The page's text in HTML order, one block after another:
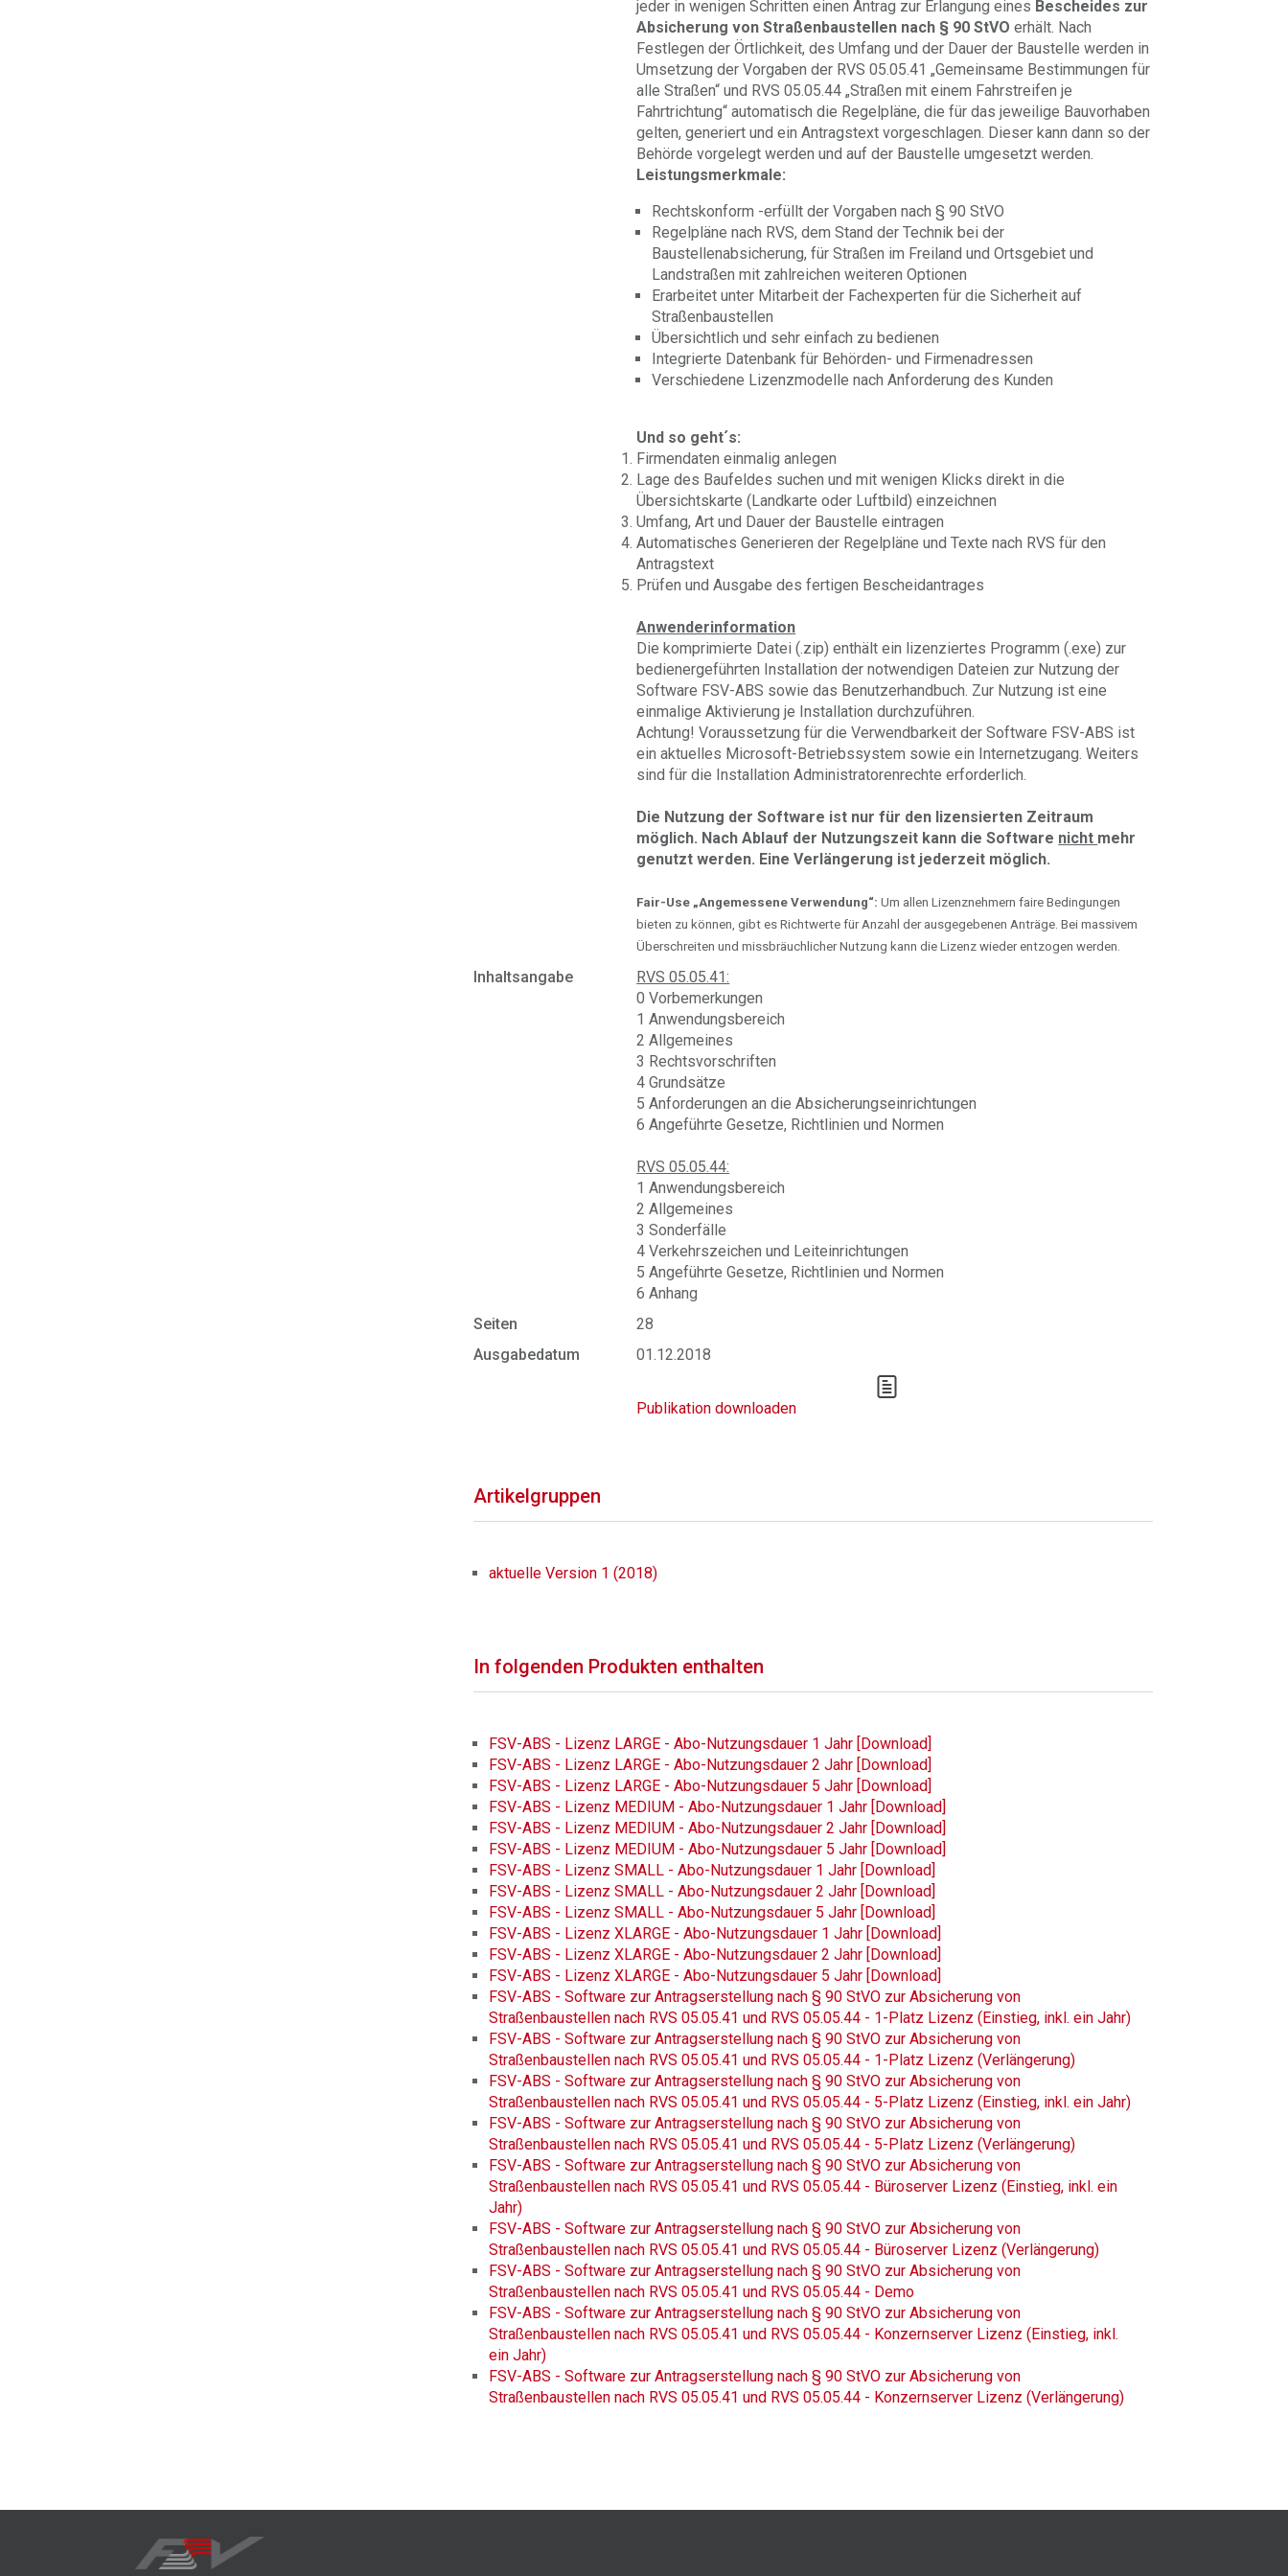
jeder in wenigen Schritten einen Antrag zur Erlangung eines Bescheides zur
Absicherung von Straßenbaustellen nach § 90 StVO erhält. Nach
Festlegen der Örtlichkeit, des Umfang und der Dauer der Baustelle werden in
Umsetzung der Vorgaben der RVS 05.05.41 „Gemeinsame Bestimmungen für
alle Straßen“ und RVS 05.05.44 „Straßen mit einem Fahrstreifen je
Fahrtrichtung“ automatisch die Regelpläne, die für das jeweilige Bauvorhaben
gelten, generiert und ein Antragstext vorgeschlagen. Dieser kann dann so der
Behörde vorgelegt werden und auf der Baustelle umgesetzt werden.
Leistungsmerkmale:
Rechtskonform -erfüllt der Vorgaben nach § 90 StVO
Regelpläne nach RVS, dem Stand der Technik bei der
Baustellenabsicherung, für Straßen im Freiland und Ortsgebiet und
Landstraßen mit zahlreichen weiteren Optionen
Erarbeitet unter Mitarbeit der Fachexperten für die Sicherheit auf
Straßenbaustellen
Übersichtlich und sehr einfach zu bedienen
Integrierte Datenbank für Behörden- und Firmenadressen
Verschiedene Lizenzmodelle nach Anforderung des Kunden
Und so geht´s:
Firmendaten einmalig anlegen
Lage des Baufeldes suchen und mit wenigen Klicks direkt in die
Übersichtskarte (Landkarte oder Luftbild) einzeichnen
Umfang, Art und Dauer der Baustelle eintragen
Automatisches Generieren der Regelpläne und Texte nach RVS für den
Antragstext
Prüfen und Ausgabe des fertigen Bescheidantrages
Anwenderinformation
Die komprimierte Datei (.zip) enthält ein lizenziertes Programm (.exe) zur
bedienergeführten Installation der notwendigen Dateien zur Nutzung der
Software FSV-ABS sowie das Benutzerhandbuch. Zur Nutzung ist eine
einmalige Aktivierung je Installation durchzuführen.
Achtung! Voraussetzung für die Verwendbarkeit der Software FSV-ABS ist
ein aktuelles Microsoft-Betriebssystem sowie ein Internetzugang. Weiters
sind für die Installation Administratorenrechte erforderlich.
Die Nutzung der Software ist nur für den lizensierten Zeitraum
möglich. Nach Ablauf der Nutzungszeit kann die Software nicht mehr
genutzt werden. Eine Verlängerung ist jederzeit möglich.
Fair-Use „Angemessene Verwendung“: Um allen Lizenznehmern faire Bedingungen
bieten zu können, gibt es Richtwerte für Anzahl der ausgegebenen Anträge. Bei massivem
Überschreiten und missbräuchlicher Nutzung kann die Lizenz wieder entzogen werden.
Inhaltsangabe
RVS 05.05.41:
0 Vorbemerkungen
1 Anwendungsbereich
2 Allgemeines
3 Rechtsvorschriften
4 Grundsätze
5 Anforderungen an die Absicherungseinrichtungen
6 Angeführte Gesetze, Richtlinien und Normen
RVS 05.05.44:
1 Anwendungsbereich
2 Allgemeines
3 Sonderfälle
4 Verkehrszeichen und Leiteinrichtungen
5 Angeführte Gesetze, Richtlinien und Normen
6 Anhang
Seiten
28
Ausgabedatum
01.12.2018
Publikation downloaden
Artikelgruppen
aktuelle Version 1 (2018)
In folgenden Produkten enthalten
FSV-ABS - Lizenz LARGE - Abo-Nutzungsdauer 1 Jahr [Download]
FSV-ABS - Lizenz LARGE - Abo-Nutzungsdauer 2 Jahr [Download]
FSV-ABS - Lizenz LARGE - Abo-Nutzungsdauer 5 Jahr [Download]
FSV-ABS - Lizenz MEDIUM - Abo-Nutzungsdauer 1 Jahr [Download]
FSV-ABS - Lizenz MEDIUM - Abo-Nutzungsdauer 2 Jahr [Download]
FSV-ABS - Lizenz MEDIUM - Abo-Nutzungsdauer 5 Jahr [Download]
FSV-ABS - Lizenz SMALL - Abo-Nutzungsdauer 1 Jahr [Download]
FSV-ABS - Lizenz SMALL - Abo-Nutzungsdauer 2 Jahr [Download]
FSV-ABS - Lizenz SMALL - Abo-Nutzungsdauer 5 Jahr [Download]
FSV-ABS - Lizenz XLARGE - Abo-Nutzungsdauer 1 Jahr [Download]
FSV-ABS - Lizenz XLARGE - Abo-Nutzungsdauer 2 Jahr [Download]
FSV-ABS - Lizenz XLARGE - Abo-Nutzungsdauer 5 Jahr [Download]
FSV-ABS - Software zur Antragserstellung nach § 90 StVO zur Absicherung von
Straßenbaustellen nach RVS 05.05.41 und RVS 05.05.44 - 1-Platz Lizenz (Einstieg, inkl. ein Jahr)
FSV-ABS - Software zur Antragserstellung nach § 90 StVO zur Absicherung von
Straßenbaustellen nach RVS 05.05.41 und RVS 05.05.44 - 1-Platz Lizenz (Verlängerung)
FSV-ABS - Software zur Antragserstellung nach § 90 StVO zur Absicherung von
Straßenbaustellen nach RVS 05.05.41 und RVS 05.05.44 - 5-Platz Lizenz (Einstieg, inkl. ein Jahr)
FSV-ABS - Software zur Antragserstellung nach § 90 StVO zur Absicherung von
Straßenbaustellen nach RVS 05.05.41 und RVS 05.05.44 - 5-Platz Lizenz (Verlängerung)
FSV-ABS - Software zur Antragserstellung nach § 90 StVO zur Absicherung von
Straßenbaustellen nach RVS 05.05.41 und RVS 05.05.44 - Büroserver Lizenz (Einstieg, inkl. ein
Jahr)
FSV-ABS - Software zur Antragserstellung nach § 90 StVO zur Absicherung von
Straßenbaustellen nach RVS 05.05.41 und RVS 05.05.44 - Büroserver Lizenz (Verlängerung)
FSV-ABS - Software zur Antragserstellung nach § 90 StVO zur Absicherung von
Straßenbaustellen nach RVS 05.05.41 und RVS 05.05.44 - Demo
FSV-ABS - Software zur Antragserstellung nach § 90 StVO zur Absicherung von
Straßenbaustellen nach RVS 05.05.41 und RVS 05.05.44 - Konzernserver Lizenz (Einstieg, inkl.
ein Jahr)
FSV-ABS - Software zur Antragserstellung nach § 90 StVO zur Absicherung von
Straßenbaustellen nach RVS 05.05.41 und RVS 05.05.44 - Konzernserver Lizenz (Verlängerung)